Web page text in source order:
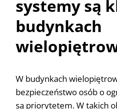
systemy są
budynkach
W budynkach
bezpieczeństwo osób o
są priorytetem. W takich